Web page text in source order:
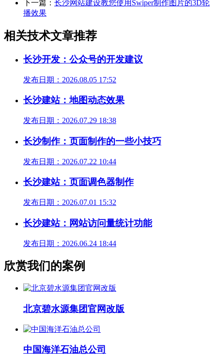
下一篇： 长沙网站建设教您使用Swiper制作图片的3D轮
播效果
相关技术文章推荐
长沙开发：公众号的开发建议
发布日期：2026.08.05 17:52
长沙建站：地图动态效果
发布日期：2026.07.29 18:38
长沙制作：页面制作的一些小技巧
发布日期：2026.07.22 10:44
长沙建站：页面调色器制作
发布日期：2026.07.01 15:32
长沙建站：网站访问量统计功能
发布日期：2026.06.24 18:44
欣赏我们的案例
北京碧水源集团官网改版
中国海洋石油总公司